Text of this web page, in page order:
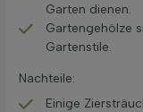
Garten dienen.
Gartengehölze
Gartenstile.
Nachteile:
Einige